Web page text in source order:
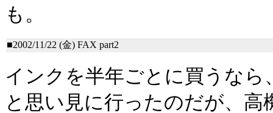
も。
■2002/11/22 (金) FAX part2
インクを半年ごとに買うな
と思い見に行ったのだが、